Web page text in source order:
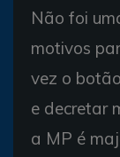
Não foi
motivos
vez o
e decretar
a MP é